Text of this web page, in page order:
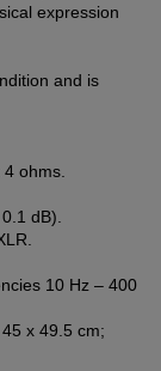
expression
and is
ohms.
dB).
10 Hz – 400
x 49.5 cm;